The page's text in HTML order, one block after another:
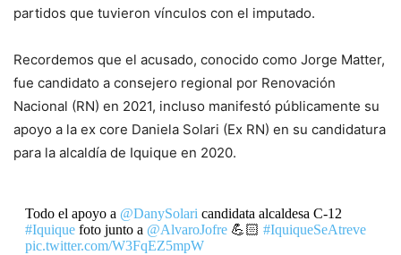
partidos que tuvieron vínculos con el imputado.
Recordemos que el acusado, conocido como Jorge Matter,
fue candidato a consejero regional por Renovación
Nacional (RN) en 2021, incluso manifestó públicamente su
apoyo a la ex core Daniela Solari (Ex RN) en su candidatura
para la alcaldía de Iquique en 2020.
Todo el apoyo a @DanySolaricandidata alcaldesa C-12
#Iquiquefoto junto a @AlvaroJofre💪🏻 #IquiqueSeAtreve
pic.twitter.com/W3FqEZ5mpW